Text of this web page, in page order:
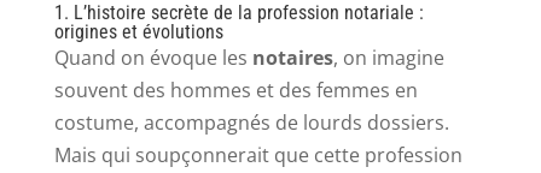
1. L’histoire secrète de la profession notariale :
origines et évolutions
Quand on évoque les notaires, on imagine
souvent des hommes et des femmes en
costume, accompagnés de lourds dossiers.
Mais qui soupçonnerait que cette profession